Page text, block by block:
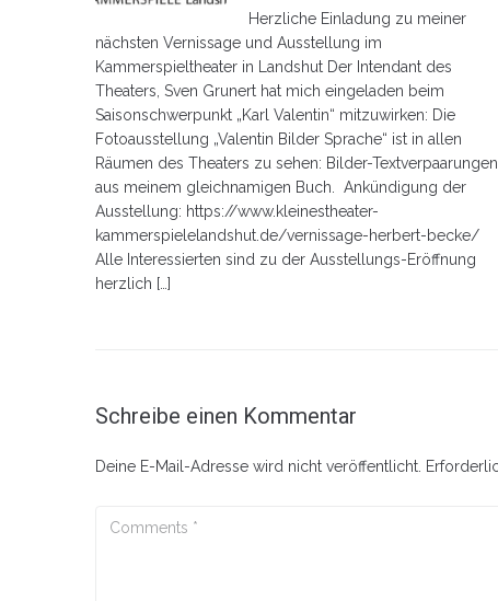
Herzliche Einladung zu meiner
nächsten Vernissage und Ausstellung im
Kammerspieltheater in Landshut Der Intendant des
Theaters, Sven Grunert hat mich eingeladen beim
Saisonschwerpunkt „Karl Valentin“ mitzuwirken: Die
Fotoausstellung „Valentin Bilder Sprache“ ist in allen
Räumen des Theaters zu sehen: Bilder-Textverpaarungen
aus meinem gleichnamigen Buch. Ankündigung der
Ausstellung: https://www.kleinestheater-
kammerspielelandshut.de/vernissage-herbert-becke/
Alle Interessierten sind zu der Ausstellungs-Eröffnung
herzlich […]
Schreibe einen Kommentar
Deine E-Mail-Adresse wird nicht veröffentlicht.